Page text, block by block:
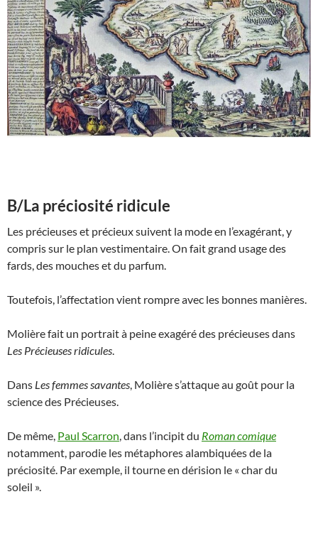
B/La préciosité ridicule
Les précieuses et précieux suivent la mode en l’exagérant, y
compris sur le plan vestimentaire. On fait grand usage des
fards, des mouches et du parfum.
Toutefois, l’affectation vient rompre avec les bonnes manières.
Molière fait un portrait à peine exagéré des précieuses dans
Les Précieuses ridicules.
Dans Les femmes savantes, Molière s’attaque au goût pour la
science des Précieuses.
De même, Paul Scarron, dans l’incipit du Roman comique
notamment, parodie les métaphores alambiquées de la
préciosité. Par exemple, il tourne en dérision le « char du
soleil ».